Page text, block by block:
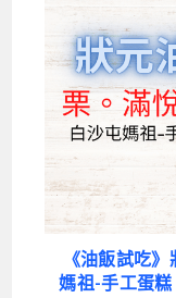
《油飯試吃
媽祖-手工蛋